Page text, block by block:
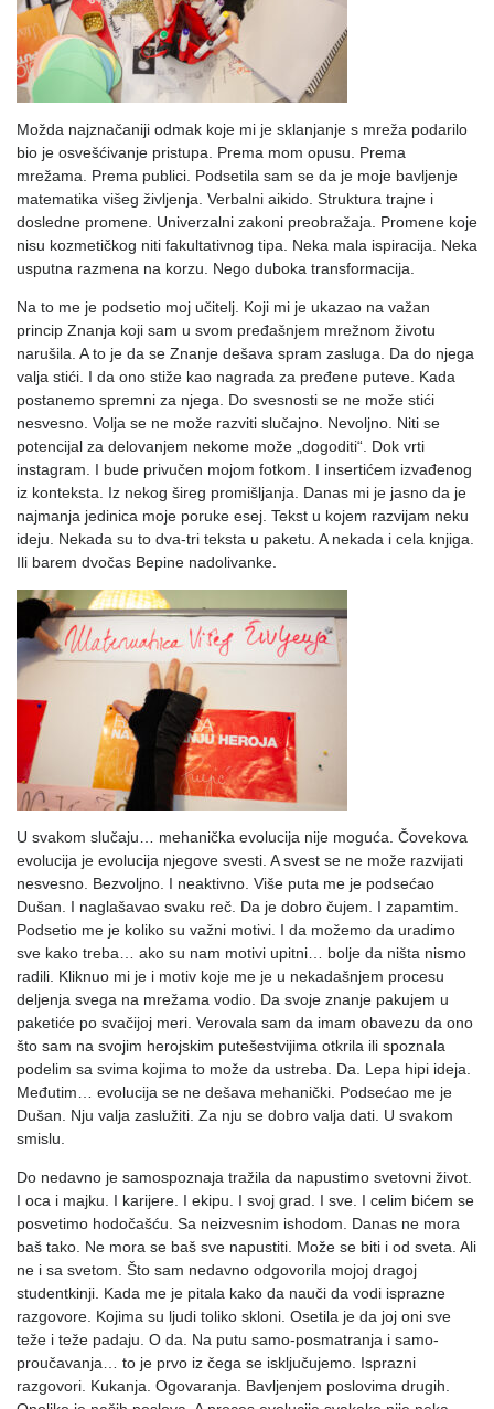
Možda najznačaniji odmak koje mi je sklanjanje s mreža podarilo
bio je osvešćivanje pristupa. Prema mom opusu. Prema
mrežama. Prema publici. Podsetila sam se da je moje bavljenje
matematika višeg življenja. Verbalni aikido. Struktura trajne i
dosledne promene. Univerzalni zakoni preobražaja. Promene koje
nisu kozmetičkog niti fakultativnog tipa. Neka mala ispiracija. Neka
usputna razmena na korzu. Nego duboka transformacija.
Na to me je podsetio moj učitelj. Koji mi je ukazao na važan
princip Znanja koji sam u svom pređašnjem mrežnom životu
narušila. A to je da se Znanje dešava spram zasluga. Da do njega
valja stići. I da ono stiže kao nagrada za pređene puteve. Kada
postanemo spremni za njega. Do svesnosti se ne može stići
nesvesno. Volja se ne može razviti slučajno. Nevoljno. Niti se
potencijal za delovanjem nekome može „dogoditi“. Dok vrti
instagram. I bude privučen mojom fotkom. I insertićem izvađenog
iz konteksta. Iz nekog šireg promišljanja. Danas mi je jasno da je
najmanja jedinica moje poruke esej. Tekst u kojem razvijam neku
ideju. Nekada su to dva-tri teksta u paketu. A nekada i cela knjiga.
Ili barem dvočas Bepine nadolivanke.
U svakom slučaju… mehanička evolucija nije moguća. Čovekova
evolucija je evolucija njegove svesti. A svest se ne može razvijati
nesvesno. Bezvoljno. I neaktivno. Više puta me je podsećao
Dušan. I naglašavao svaku reč. Da je dobro čujem. I zapamtim.
Podsetio me je koliko su važni motivi. I da možemo da uradimo
sve kako treba… ako su nam motivi upitni… bolje da ništa nismo
radili. Kliknuo mi je i motiv koje me je u nekadašnjem procesu
deljenja svega na mrežama vodio. Da svoje znanje pakujem u
paketiće po svačijoj meri. Verovala sam da imam obavezu da ono
što sam na svojim herojskim putešestvijima otkrila ili spoznala
podelim sa svima kojima to može da ustreba. Da. Lepa hipi ideja.
Međutim… evolucija se ne dešava mehanički. Podsećao me je
Dušan. Nju valja zaslužiti. Za nju se dobro valja dati. U svakom
smislu.
Do nedavno je samospoznaja tražila da napustimo svetovni život.
I oca i majku. I karijere. I ekipu. I svoj grad. I sve. I celim bićem se
posvetimo hodočašću. Sa neizvesnim ishodom. Danas ne mora
baš tako. Ne mora se baš sve napustiti. Može se biti i od sveta. Ali
ne i sa svetom. Što sam nedavno odgovorila mojoj dragoj
studentkinji. Kada me je pitala kako da nauči da vodi isprazne
razgovore. Kojima su ljudi toliko skloni. Osetila je da joj oni sve
teže i teže padaju. O da. Na putu samo-posmatranja i samo-
proučavanja… to je prvo iz čega se isključujemo. Isprazni
razgovori. Kukanja. Ogovaranja. Bavljenjem poslovima drugih.